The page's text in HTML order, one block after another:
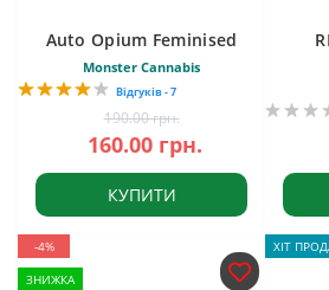
Auto Opium Feminised
Monster Cannabis
Відгуків - 7
190.00 грн.
160.00 грн.
КУПИТИ
-4%
ЗНИЖКА
ХІТ